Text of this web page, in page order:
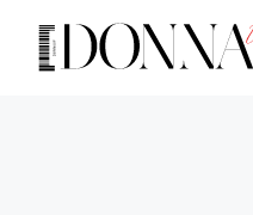
contenuto